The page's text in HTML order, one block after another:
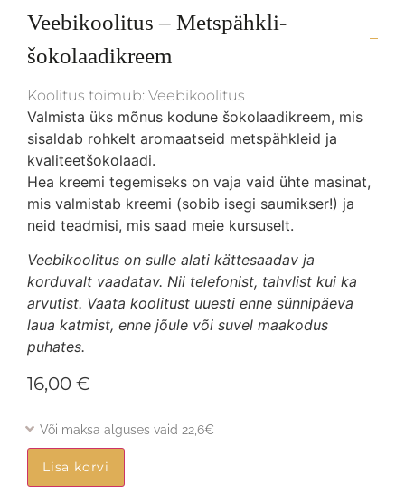
Veebikoolitus – Metspähkli-
šokolaadikreem
Koolitus toimub: Veebikoolitus
Valmista üks mõnus kodune šokolaadikreem, mis
sisaldab rohkelt aromaatseid metspähkleid ja
kvaliteetšokolaadi.
Hea kreemi tegemiseks on vaja vaid ühte masinat,
mis valmistab kreemi (sobib isegi saumikser!) ja
neid teadmisi, mis saad meie kursuselt.
Veebikoolitus on sulle alati kättesaadav ja
korduvalt vaadatav. Nii telefonist, tahvlist kui ka
arvutist. Vaata koolitust uuesti enne sünnipäeva
laua katmist, enne jõule või suvel maakodus
puhates.
16,00 €
Või maksa alguses vaid 22,6€
Lisa korvi